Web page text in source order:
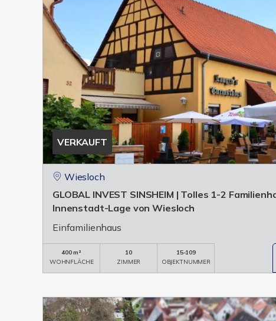
VERKAUFT
Wiesloch
GLOBAL INVEST SINSHEIM | Tolles 1-2
Innenstadt-Lage von Wiesloch
Einfamilienhaus
400 m²
WOHNFLÄCHE
10
ZIMMER
15-109
OBJEKTNUMMER